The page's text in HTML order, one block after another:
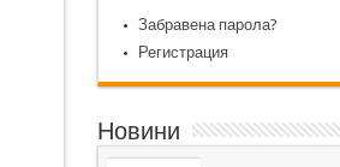
Забравена парола?
Регистрация
Новини